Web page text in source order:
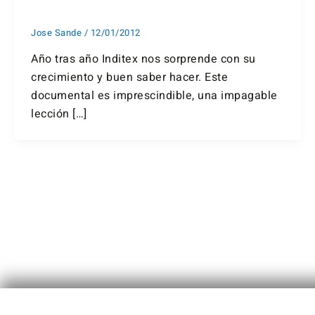
Jose Sande / 12/01/2012
Año tras año Inditex nos sorprende con su
crecimiento y buen saber hacer. Este
documental es imprescindible, una impagable
lección […]